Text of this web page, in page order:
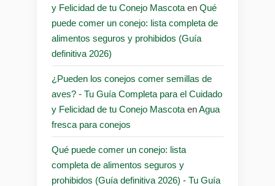
y Felicidad de tu Conejo Mascota en Qué
puede comer un conejo: lista completa de
alimentos seguros y prohibidos (Guía
definitiva 2026)
¿Pueden los conejos comer semillas de
aves? - Tu Guía Completa para el Cuidado
y Felicidad de tu Conejo Mascota enAgua
fresca para conejos
Qué puede comer un conejo: lista
completa de alimentos seguros y
prohibidos (Guía definitiva 2026) - Tu Guía